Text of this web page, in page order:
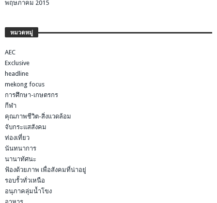
พฤษภาคม 2015
หมวดหมู่
AEC
Exclusive
headline
mekong focus
การศึกษา-เกษตรกร
กีฬา
คุณภาพชีวิต-สิ่งแวดล้อม
จับกระแสสังคม
ท่องเที่ยว
นันทนาการ
นานาทัศนะ
ฟ้องด้วยภาพ เพื่อสังคมที่น่าอยู่
รอบรั้วทั่วเหนือ
อนุภาคลุ่มน้ำโขง